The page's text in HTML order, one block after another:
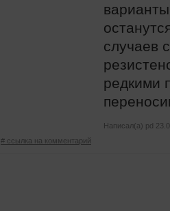
случаев с
редкими
Написал(а) pd
# ссылка на комментарий